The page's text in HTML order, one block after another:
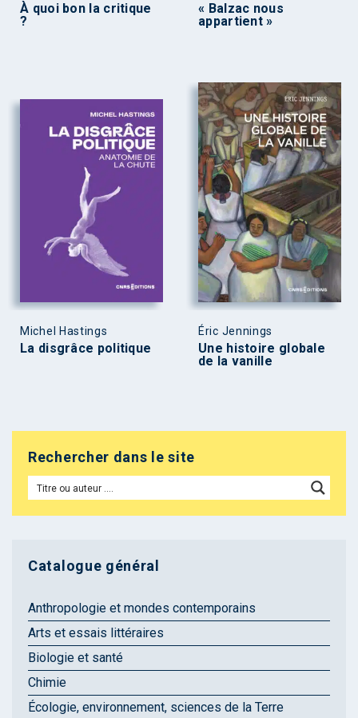
À quoi bon la critique
?
« Balzac nous
appartient »
Michel Hastings
La disgrâce politique
Éric Jennings
Une histoire globale
de la vanille
Rechercher dans le site
Catalogue général
Anthropologie et mondes contemporains
Arts et essais littéraires
Biologie et santé
Chimie
Écologie, environnement, sciences de la Terre